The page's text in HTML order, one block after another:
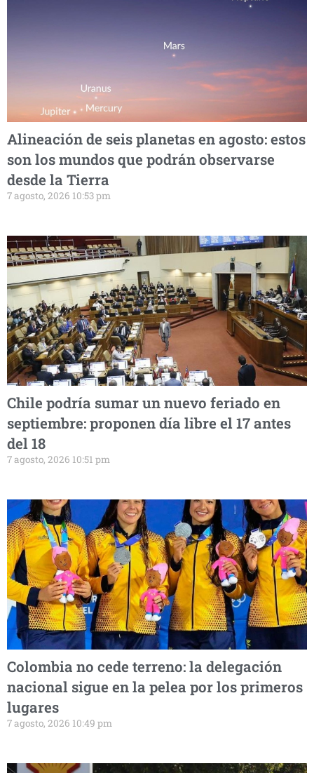
Alineación de seis planetas en agosto: estos
son los mundos que podrán observarse
desde la Tierra
7 agosto, 2026 10:53 pm
Chile podría sumar un nuevo feriado en
septiembre: proponen día libre el 17 antes
del 18
7 agosto, 2026 10:51 pm
Colombia no cede terreno: la delegación
nacional sigue en la pelea por los primeros
lugares
7 agosto, 2026 10:49 pm